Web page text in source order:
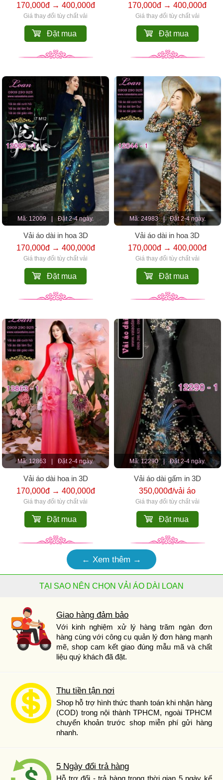
170,000đ → 400,000đ
Giá thay đổi tùy chất vải
Đặt mua
170,000đ → 400,000đ
Giá thay đổi tùy chất vải
Đặt mua
Mã: 12009 | Đặt 2-4 ngày.
Vải áo dài in hoa 3D
170,000đ → 400,000đ
Giá thay đổi tùy chất vải
Đặt mua
Mã: 24983 | Đặt 2-4 ngày.
Vải áo dài in hoa 3D
170,000đ → 400,000đ
Giá thay đổi tùy chất vải
Đặt mua
Mã: 12863 Đặt 2-4 ngày.
Vải áo dài hoa in 3D
170,000đ → 400,000đ
Giá thay đổi tùy chất vải
Đặt mua
Mã: 12290 | Đặt 2-4 ngày.
Vải áo dài gấm in 3D
350,000đ/vải áo
Giá thay đổi tùy chất vải
Đặt mua
← Xem thêm →
TẠI SAO NÊN CHỌN VẢI ÁO DÀI LOAN
Giao hàng đảm bảo
Với kinh nghiệm xử lý hàng trăm ngàn đơn
hàng cùng với công cụ quản lý đơn hàng mạnh
mẽ, shop cam kết giao đúng mẫu mã và chất
liệu quý khách đã đặt.
Thu tiền tận nơi
Shop hỗ trợ hình thức thanh toán khi nhận hàng
(COD) trong nội thành TPHCM, ngoài TPHCM
chuyển khoản trước shop miễn phí gửi hàng
nhanh.
5 Ngày đổi trả hàng